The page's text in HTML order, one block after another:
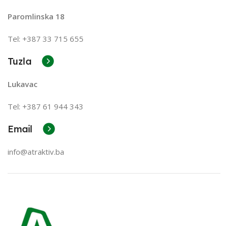
Paromlinska 18
Tel: +387 33 715 655
Tuzla
Lukavac
Tel: +387 61 944 343
Email
info@atraktiv.ba